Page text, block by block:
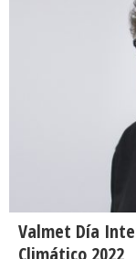
Valmet Día
Climático 2022